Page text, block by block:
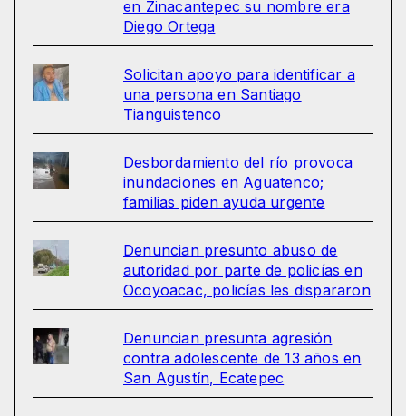
en Zinacantepec su nombre era
Diego Ortega
Solicitan apoyo para identificar a
una persona en Santiago
Tianguistenco
Desbordamiento del río provoca
inundaciones en Aguatenco;
familias piden ayuda urgente
Denuncian presunto abuso de
autoridad por parte de policías en
Ocoyoacac, policías les dispararon
Denuncian presunta agresión
contra adolescente de 13 años en
San Agustín, Ecatepec